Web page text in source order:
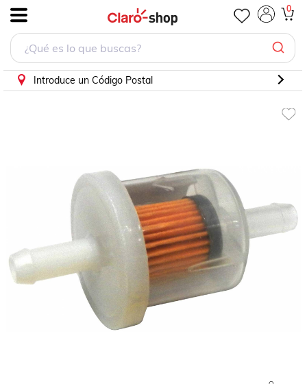
0
Introduce un Código Postal